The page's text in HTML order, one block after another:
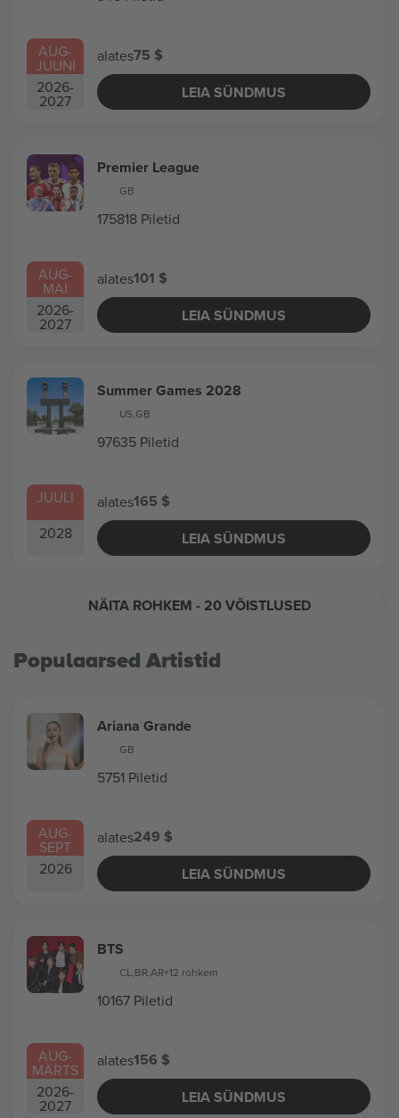
AUG-
JUUNI
2026-
2027
alates75 $
LEIA SÜNDMUS
AUG-
MAI
2026-
2027
Premier League
GB
175818 Piletid
alates101 $
LEIA SÜNDMUS
JUULI
2028
Summer Games 2028
US,GB
97635 Piletid
alates165 $
LEIA SÜNDMUS
NÄITA ROHKEM - 20 VÕISTLUSED
Populaarsed Artistid
AUG-
SEPT
2026
Ariana Grande
GB
5751 Piletid
alates249 $
LEIA SÜNDMUS
AUG-
MÄRTS
2026-
2027
BTS
CL,BR,AR+12 rohkem
10167 Piletid
alates156 $
LEIA SÜNDMUS